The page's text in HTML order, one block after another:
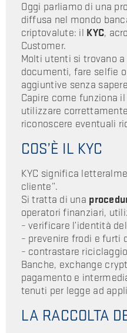
Oggi parliamo di una
diffusa nel mondo
criptovalute: il KYC,
Customer.
Molti utenti si trovano
documenti, fare selfie
aggiuntive senza
Capire come funziona
utilizzare
riconoscere eventuali
COS’È IL KYC
KYC significa
cliente”.
Si tratta di una
operatori finanziari,
– verificare l’identità
– prevenire frodi e furti
– contrastare
Banche, exchange
pagamento e
tenuti per legge ad
LA RACCOLTA